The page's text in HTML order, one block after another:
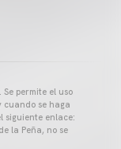
permite el uso
se haga
siguiente enlace:
la Peña, no se